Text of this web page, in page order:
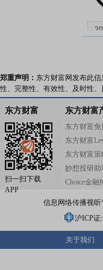
郑重声明： 东方财富网发布此
性、完整性、有效性、及时性
东方财富
扫一扫下载
APP
东方财富
东方财富免
东方财富
东方财富策
妙想投研助
Choice金融
信息网络传播视听
沪ICP证
关于我们